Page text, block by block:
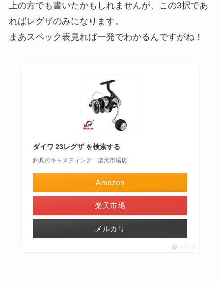
上の方でも書いたかもしれませんが、この3択であ
ればレグザのみになります。
まあスペック表見れば一発でわかるんですがね！
ダイワ 23レグザ を検索する
釣具のキャスティング 楽天市場店
Amazon
楽天市場
メルカリ
ポチップ